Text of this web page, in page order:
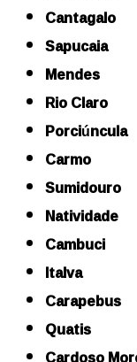
Cantagalo
Sapucaia
Mendes
Rio Claro
Porciúncula
Carmo
Sumidouro
Natividade
Cambuci
Italva
Carapebus
Quatis